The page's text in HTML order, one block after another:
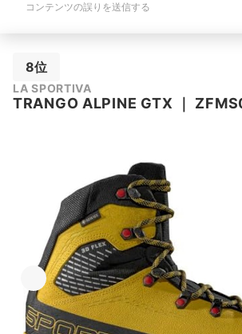
コンテンツの誤りを送信する
8位
LA SPORTIVA
TRANGO ALPINE GTX